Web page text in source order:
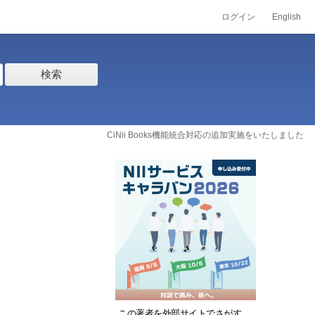
ログイン English
検索
CiNii Books機能統合対応の追加実施をいたしました